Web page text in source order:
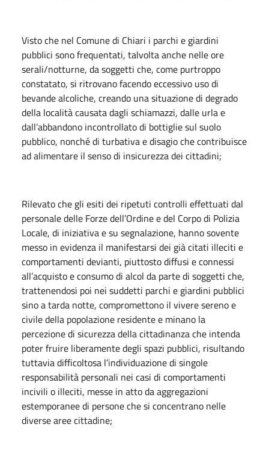
Visto che nel Comune di Chiari i parchi e giardini
pubblici sono frequentati, talvolta anche nelle ore
serali/notturne, da soggetti che, come purtroppo
constatato, si ritrovano facendo eccessivo uso di
bevande alcoliche, creando una situazione di degrado
della località causata dagli schiamazzi, dalle urla e
dall’abbandono incontrollato di bottiglie sul suolo
pubblico, nonché di turbativa e disagio che contribuisce
ad alimentare il senso di insicurezza dei cittadini;
Rilevato che gli esiti dei ripetuti controlli effettuati dal
personale delle Forze dell’Ordine e del Corpo di Polizia
Locale, di iniziativa e su segnalazione, hanno sovente
messo in evidenza il manifestarsi dei già citati illeciti e
comportamenti devianti, piuttosto diffusi e connessi
all’acquisto e consumo di alcol da parte di soggetti che,
trattenendosi poi nei suddetti parchi e giardini pubblici
sino a tarda notte, compromettono il vivere sereno e
civile della popolazione residente e minano la
percezione di sicurezza della cittadinanza che intenda
poter fruire liberamente degli spazi pubblici, risultando
tuttavia difficoltosa l’individuazione di singole
responsabilità personali nei casi di comportamenti
incivili o illeciti, messe in atto da aggregazioni
estemporanee di persone che si concentrano nelle
diverse aree cittadine;